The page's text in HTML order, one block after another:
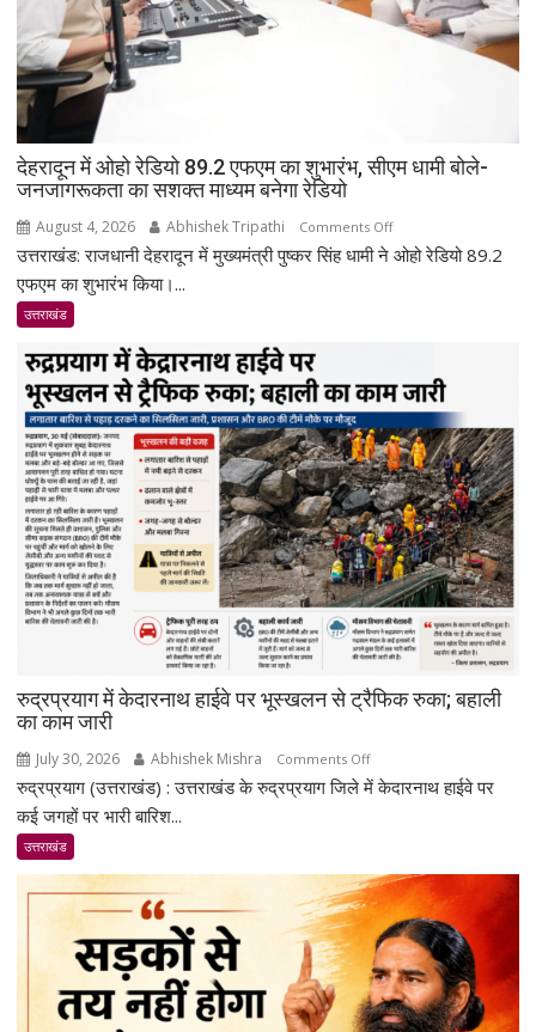
देहरादून में ओहो रेडियो 89.2 एफएम का शुभारंभ, सीएम धामी बोले-
जनजागरूकता का सशक्त माध्यम बनेगा रेडियो
August 4, 2026 Abhishek Tripathi Comments Offon
देहरादून
एफएम
का
शुभारंभ,
सीएम
धामी
बोले-
जनजागरूकता
का
सशक्त
माध्यम
बनेगा
उत्तराखंड: राजधानी देहरादून में मुख्यमंत्री पुष्कर सिंह धामी ने ओहो रेडियो 89.2
एफएम का शुभारंभ किया।...
उत्तराखंड
रुद्रप्रयाग में केदारनाथ हाईवे पर भूस्खलन से ट्रैफिक रुका; बहाली
का काम जारी
July 30, 2026 Abhishek Mishra Comments Offon
रुद्रप्रयाग
पर
भूस्खलन
से
ट्रैफिक
रुका;
बहाली
रुद्रप्रयाग (उत्तराखंड) : उत्तराखंड के रुद्रप्रयाग जिले में केदारनाथ हाईवे पर
कई जगहों पर भारी बारिश...
उत्तराखंड